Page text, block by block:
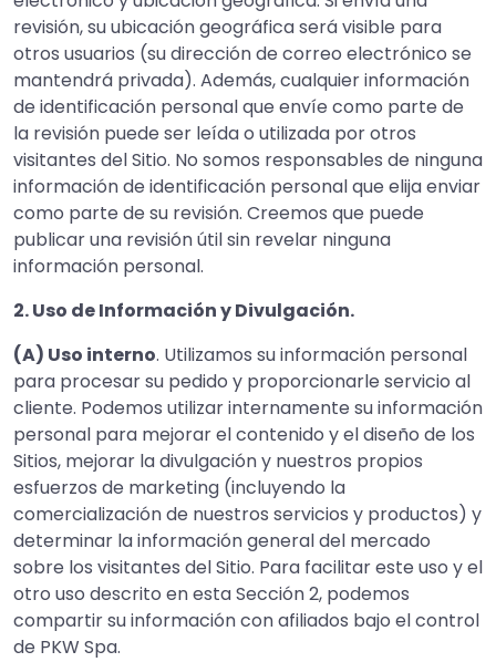
revisión, su ubicación geográfica será visible para
otros usuarios (su dirección de correo electrónico se
mantendrá privada). Además, cualquier información
de identificación personal que envíe como parte de
la revisión puede ser leída o utilizada por otros
visitantes del Sitio. No somos responsables de ninguna
información de identificación personal que elija enviar
como parte de su revisión. Creemos que puede
publicar una revisión útil sin revelar ninguna
información personal.
2. Uso de Información y Divulgación.
(A) Uso interno. Utilizamos su información personal
para procesar su pedido y proporcionarle servicio al
cliente. Podemos utilizar internamente su información
personal para mejorar el contenido y el diseño de los
Sitios, mejorar la divulgación y nuestros propios
esfuerzos de marketing (incluyendo la
comercialización de nuestros servicios y productos) y
determinar la información general del mercado
sobre los visitantes del Sitio. Para facilitar este uso y el
otro uso descrito en esta Sección 2, podemos
compartir su información con afiliados bajo el control
de PKW Spa.